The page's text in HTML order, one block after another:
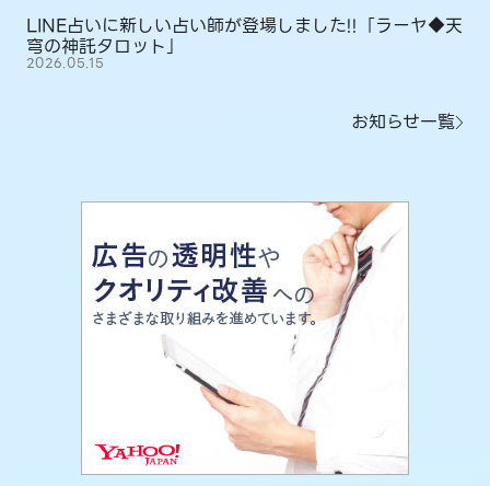
LINE占いに新しい占い師が登場しました!!「ラーヤ◆天
穹の神託タロット」
2026.05.15
お知らせ一覧